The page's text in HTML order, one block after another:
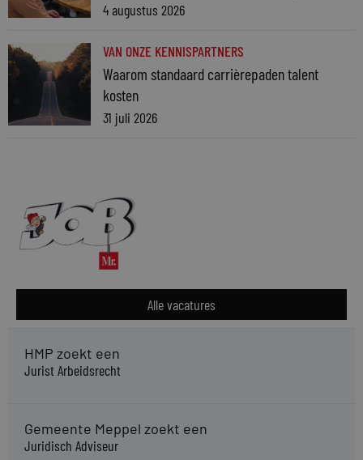
4 augustus 2026
VAN ONZE KENNISPARTNERS
Waarom standaard carrièrepaden talent
kosten
31 juli 2026
Alle vacatures
HMP zoekt een
Jurist Arbeidsrecht
Gemeente Meppel zoekt een
Juridisch Adviseur